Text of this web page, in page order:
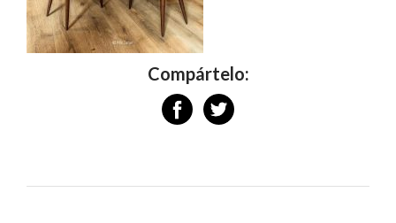
Compártelo: